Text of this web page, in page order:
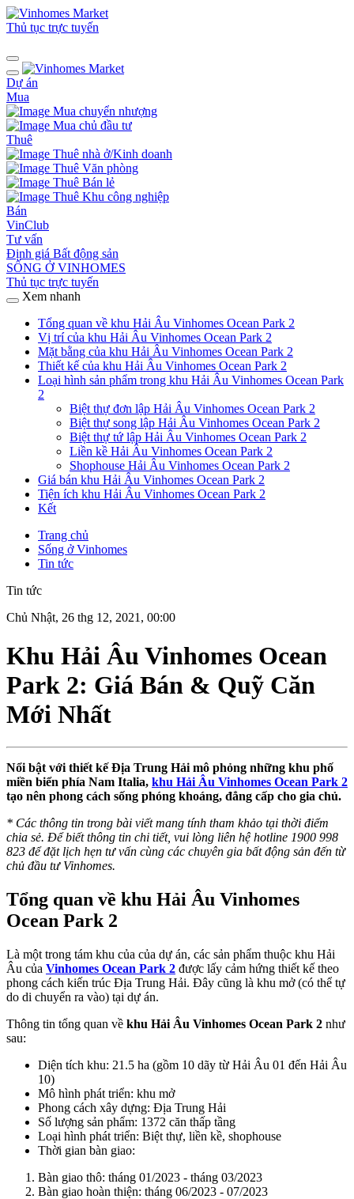
Thủ tục trực tuyến
Dự án
Mua
Mua chuyển nhượng
Mua chủ đầu tư
Thuê
Thuê nhà ở/Kinh doanh
Thuê Văn phòng
Thuê Bán lẻ
Thuê Khu công nghiệp
Bán
VinClub
Tư vấn
Định giá Bất động sản
SỐNG Ở VINHOMES
Thủ tục trực tuyến
Xem nhanh
Tổng quan về khu Hải Âu Vinhomes Ocean Park 2
Vị trí của khu Hải Âu Vinhomes Ocean Park 2
Mặt bằng của khu Hải Âu Vinhomes Ocean Park 2
Thiết kế của khu Hải Âu Vinhomes Ocean Park 2
Loại hình sản phẩm trong khu Hải Âu Vinhomes Ocean Park
2
Biệt thự đơn lập Hải Âu Vinhomes Ocean Park 2
Biệt thự song lập Hải Âu Vinhomes Ocean Park 2
Biệt thự tứ lập Hải Âu Vinhomes Ocean Park 2
Liền kề Hải Âu Vinhomes Ocean Park 2
Shophouse Hải Âu Vinhomes Ocean Park 2
Giá bán khu Hải Âu Vinhomes Ocean Park 2
Tiện ích khu Hải Âu Vinhomes Ocean Park 2
Kết
Trang chủ
Sống ở Vinhomes
Tin tức
Tin tức
Chủ Nhật, 26 thg 12, 2021, 00:00
Khu Hải Âu Vinhomes Ocean
Park 2: Giá Bán & Quỹ Căn
Mới Nhất
Nổi bật với thiết kế Địa Trung Hải mô phỏng những khu phố
miền biển phía Nam Italia, khu Hải Âu Vinhomes Ocean Park 2
tạo nên phong cách sống phóng khoáng, đẳng cấp cho gia chủ.
* Các thông tin trong bài viết mang tính tham khảo tại thời điểm
chia sẻ. Để biết thông tin chi tiết, vui lòng liên hệ hotline 1900 998
823 để đặt lịch hẹn tư vấn cùng các chuyên gia bất động sản đến từ
chủ đầu tư Vinhomes.
Tổng quan về khu Hải Âu Vinhomes
Ocean Park 2
Là một trong tám khu của của dự án, các sản phẩm thuộc khu Hải
Âu của Vinhomes Ocean Park 2 được lấy cảm hứng thiết kế theo
phong cách kiến trúc Địa Trung Hải. Đây cũng là khu mở (có thể tự
do di chuyển ra vào) tại dự án.
Thông tin tổng quan về khu Hải Âu Vinhomes Ocean Park 2 như
sau:
Diện tích khu: 21.5 ha (gồm 10 dãy từ Hải Âu 01 đến Hải Âu
10)
Mô hình phát triển: khu mở
Phong cách xây dựng: Địa Trung Hải
Số lượng sản phẩm: 1372 căn thấp tầng
Loại hình phát triển: Biệt thự, liền kề, shophouse
Thời gian bàn giao:
Bàn giao thô: tháng 01/2023 - tháng 03/2023
Bàn giao hoàn thiện: tháng 06/2023 - 07/2023